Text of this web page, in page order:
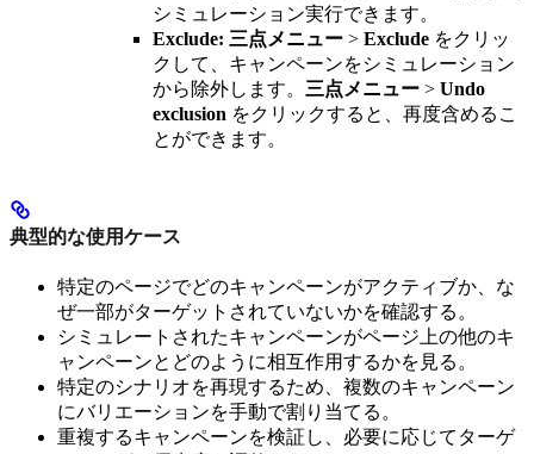
シミュレーション実行できます。
Exclude: 三点メニュー > Exclude をクリッ
クして、キャンペーンをシミュレーション
から除外します。 三点メニュー > Undo
exclusion をクリックすると、再度含めるこ
とができます。
典型的な使用ケース
特定のページでどのキャンペーンがアクティブか、な
ぜ一部がターゲットされていないかを確認する。
シミュレートされたキャンペーンがページ上の他のキ
ャンペーンとどのように相互作用するかを見る。
特定のシナリオを再現するため、複数のキャンペーン
にバリエーションを手動で割り当てる。
重複するキャンペーンを検証し、必要に応じてターゲ